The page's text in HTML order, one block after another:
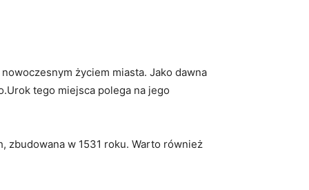
‌życiem miasta. ⁤Jako ‌dawna
tego miejsca‍ polega na jego⁢
zbudowana ​w 1531 ‌roku. Warto również